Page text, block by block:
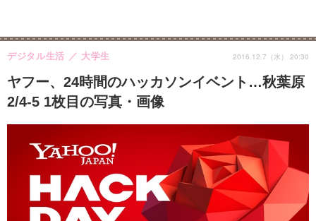
ヤフー、24時間のハッカソンイベント…秋葉原
2/4-5 1枚目の写真・画像
デジタル生活 大学生 2016.12.7（水） 20:30